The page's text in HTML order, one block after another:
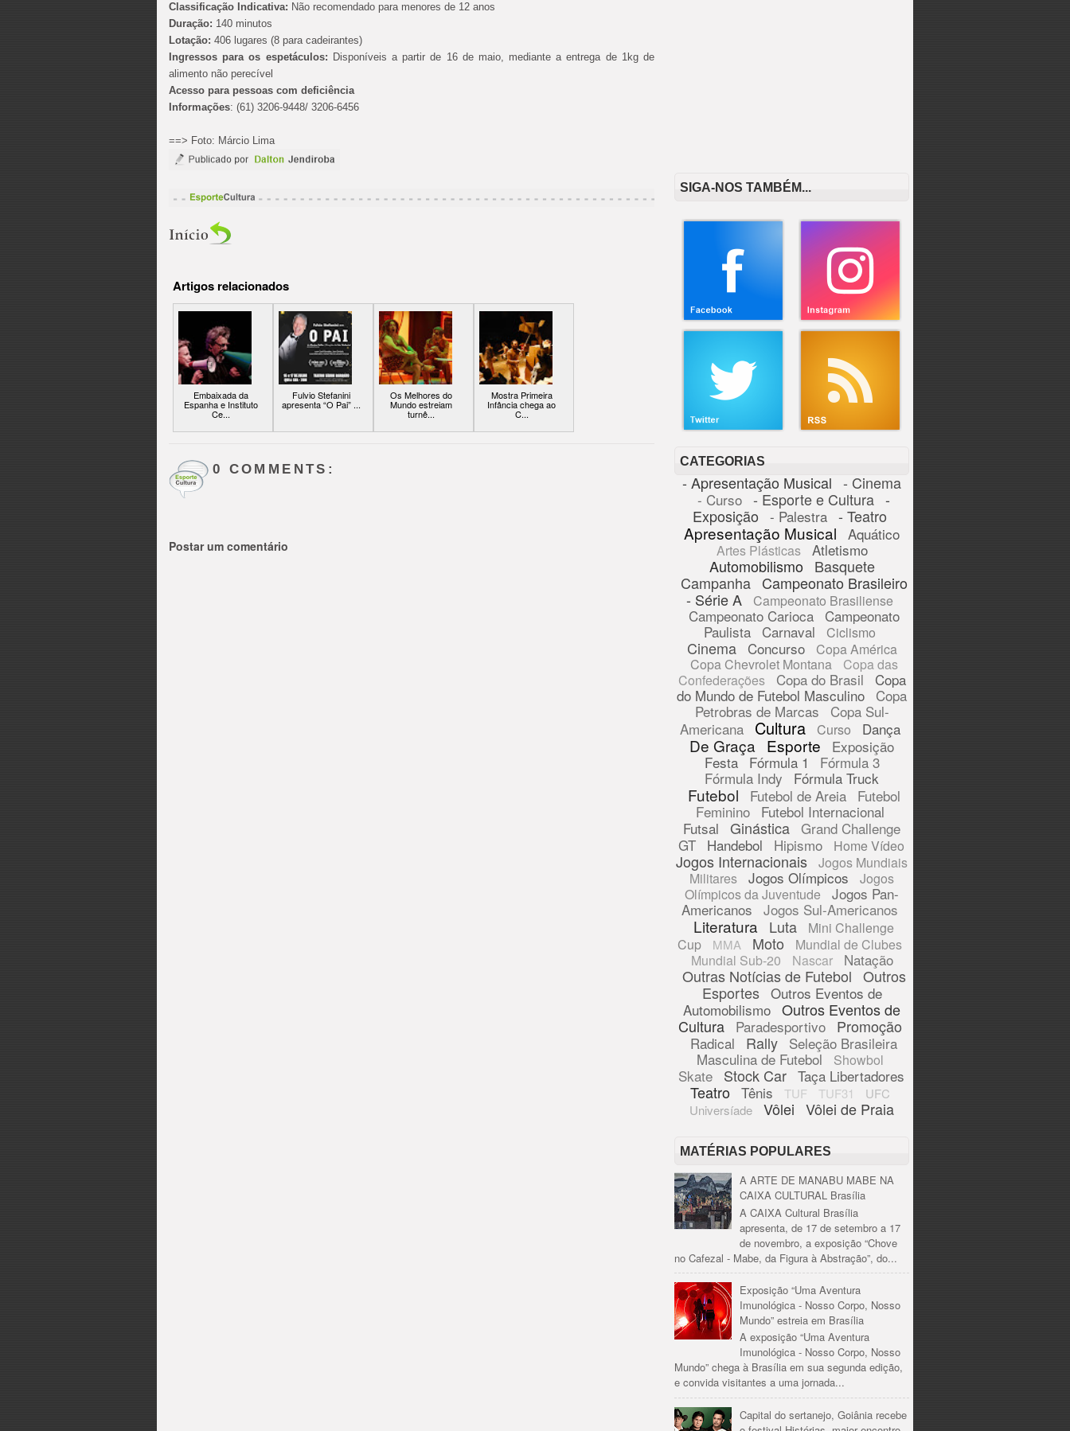
Classificação Indicativa: Não recomendado para menores de 12 anos
Duração: 140 minutos
Lotação: 406 lugares (8 para cadeirantes)
Ingressos para os espetáculos: Disponíveis a partir de 16 de maio, mediante a entrega de 1kg de
alimento não perecível
Acesso para pessoas com deficiência
Informações: (61) 3206-9448/ 3206-6456
==> Foto: Márcio Lima
Artigos relacionados
Embaixada da
Espanha e Instituto
Ce...
Fulvio Stefanini
apresenta “O Pai” ...
Os Melhores do
Mundo estreiam
turnê...
Mostra Primeira
Infância chega ao
C...
0 COMMENTS:
Postar um comentário
SIGA-NOS TAMBÉM...
CATEGORIAS
- Apresentação Musical - Cinema
- Curso - Esporte e Cultura -
Exposição - Palestra - Teatro
Apresentação Musical Aquático
Artes Plásticas Atletismo
Automobilismo
Basquete
Campanha Campeonato Brasileiro
- Série A
Campeonato Brasiliense
Campeonato Carioca
Campeonato
Paulista Carnaval Ciclismo
Cinema Concurso
Copa América
Copa Chevrolet Montana
Copa das
Confederações
Copa do Brasil Copa
do Mundo de Futebol Masculino Copa
Petrobras de Marcas
Copa Sul-
Americana
Cultura Curso Dança
De Graça Esporte
Exposição
Festa
Fórmula 1
Fórmula 3
Fórmula Indy
Fórmula Truck
Futebol Futebol de Areia
Futebol
Feminino
Futebol Internacional
Futsal Ginástica Grand Challenge
GT Handebol Hipismo Home Vídeo
Jogos Internacionais
Jogos Mundiais
Militares
Jogos Olímpicos
Jogos
Olímpicos da Juventude
Jogos Pan-
Americanos Jogos Sul-Americanos
Literatura Luta
Mini Challenge
Cup
MMA Moto
Mundial de Clubes
Mundial Sub-20
Nascar Natação
Outras Notícias de Futebol Outros
Esportes Outros Eventos de
Automobilismo Outros Eventos de
Cultura
Paradesportivo Promoção
Radical Rally Seleção Brasileira
Masculina de Futebol
Showbol
Skate Stock Car Taça Libertadores
Teatro Tênis TUF TUF31
UFC
Universíade
Vôlei Vôlei de Praia
MATÉRIAS POPULARES
A ARTE DE MANABU MABE NA
CAIXA CULTURAL Brasília
A CAIXA Cultural Brasília
apresenta, de 17 de setembro a 17
de novembro, a exposição “Chove
no Cafezal - Mabe, da Figura à Abstração”, do...
Exposição “Uma Aventura
Imunológica - Nosso Corpo, Nosso
Mundo” estreia em Brasília
A exposição “Uma Aventura
Imunológica - Nosso Corpo, Nosso
Mundo” chega à Brasília em sua segunda edição,
e convida visitantes a uma jornada...
Capital do sertanejo, Goiânia recebe